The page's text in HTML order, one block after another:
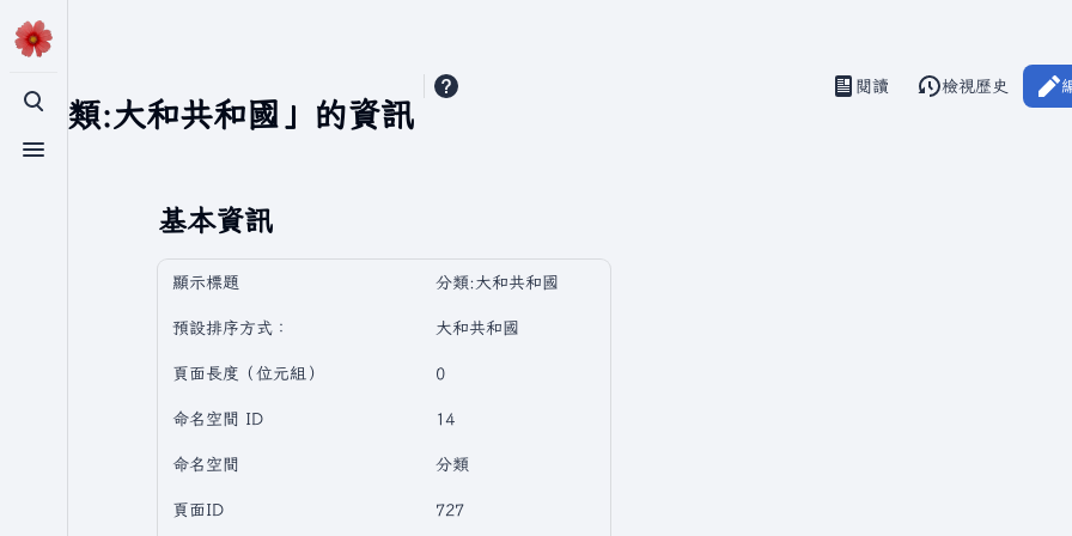
切換搜尋
切換選單
「分類:大和共和國」的資訊
視圖閱讀 檢視歷史
基本資訊
顯示標題 分類:大和共和國
預設排序方式： 大和共和國
頁面長度（位元組） 0
命名空間 ID 14
命名空間 分類
頁面ID 727